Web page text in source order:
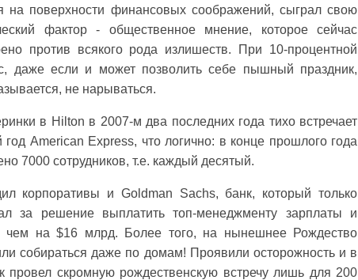
на поверхности финансовых соображений, сыграл свою
фактор - общественное мнение, которое сейчас
против всякого рода излишеств. При 10-процентной
даже если и может позволить себе пышный праздник,
не нарываться.
в Hilton в 2007-м два последних года тихо встречает
American Express, что логично: в конце прошлого года
7000 сотрудников, т.е. каждый десятый.
корпоративы и Goldman Sachs, банк, который только
за решение выплатить топ-менеджменту зарплаты и
на $16 млрд. Более того, на нынешнее Рождество
собираться даже по домам! Проявили осторожность и в
провел скромную рождественскую встречу лишь для 200